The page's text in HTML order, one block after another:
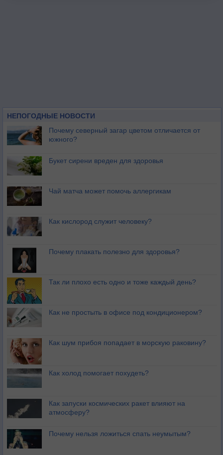
НЕПОГОДНЫЕ НОВОСТИ
Почему северный загар цветом отличается от
южного?
Букет сирени вреден для здоровья
Чай матча может помочь аллергикам
Как кислород служит человеку?
Почему плакать полезно для здоровья?
Так ли плохо есть одно и тоже каждый день?
Как не простыть в офисе под кондиционером?
Как шум прибоя попадает в морскую раковину?
Как холод помогает похудеть?
Как запуски космических ракет влияют на
атмосферу?
Почему нельзя ложиться спать неумытым?